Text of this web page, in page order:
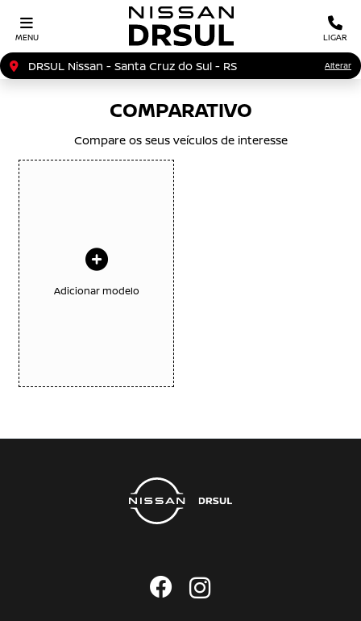
MENU LIGAR
DRSUL Nissan - Santa Cruz do Sul - RS Alterar
COMPARATIVO
Compare os seus veículos de interesse
Adicionar modelo